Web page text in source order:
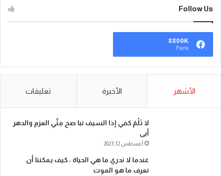
Follow Us
8800K
Fans
الأشهر الأخيرة تعليقات
لا تَلُمْ كفي إذا السيف نبا صح مِنِّي العزم والدهر
أبى
أغسطس 12, 2023
عندما لا ندري ما هي الحياة ، كيف يمكننا أن
نعرف ما هو الموت